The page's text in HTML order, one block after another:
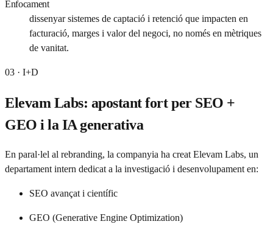
Enfocament
dissenyar sistemes de captació i retenció que impacten en
facturació, marges i valor del negoci, no només en mètriques
de vanitat.
03 · I+D
Elevam Labs: apostant fort per SEO +
GEO i la IA generativa
En paral·lel al rebranding, la companyia ha creat Elevam Labs, un
departament intern dedicat a la investigació i desenvolupament en:
SEO avançat i científic
GEO (Generative Engine Optimization)